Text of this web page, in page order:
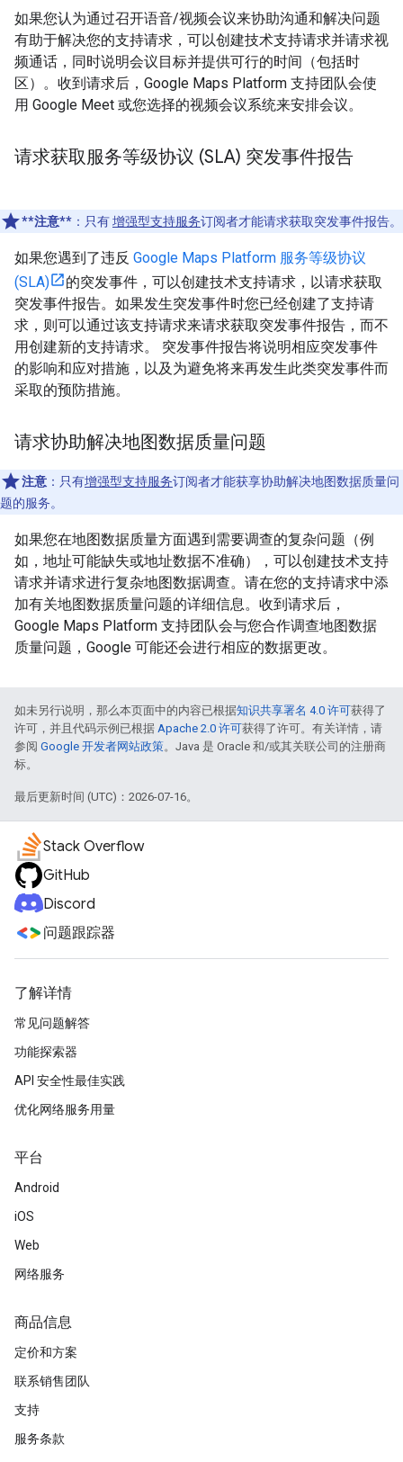
如果您认为通过召开语音/视频会议来协助沟通和解决问题
有助于解决您的支持请求，可以创建技术支持请求并请求视
频通话，同时说明会议目标并提供可行的时间（包括时
区）。收到请求后，Google Maps Platform 支持团队会使
用 Google Meet 或您选择的视频会议系统来安排会议。
请求获取服务等级协议 (SLA) 突发事件报告
**注意** ：只有增强型支持服务订阅者才能请求获取突发事件报告。
如果您遇到了违反 Google Maps Platform 服务等级协议
(SLA)
的突发事件，可以创建技术支持请求，以请求获取
突发事件报告。如果发生突发事件时您已经创建了支持请
求，则可以通过该支持请求来请求获取突发事件报告，而不
用创建新的支持请求。 突发事件报告将说明相应突发事件
的影响和应对措施，以及为避免将来再发生此类突发事件而
采取的预防措施。
请求协助解决地图数据质量问题
注意 ：只有增强型支持服务订阅者才能获享协助解决地图数据质量问
题的服务。
如果您在地图数据质量方面遇到需要调查的复杂问题（例
如，地址可能缺失或地址数据不准确），可以创建技术支持
请求并请求进行复杂地图数据调查。请在您的支持请求中添
加有关地图数据质量问题的详细信息。收到请求后，
Google Maps Platform 支持团队会与您合作调查地图数据
质量问题，Google 可能还会进行相应的数据更改。
如未另行说明，那么本页面中的内容已根据知识共享署名 4.0 许可获得了
许可，并且代码示例已根据 Apache 2.0 许可获得了许可。有关详情，请
参阅 Google 开发者网站政策。Java 是 Oracle 和/或其关联公司的注册商
标。
最后更新时间 (UTC)：2026-07-16。
Stack Overflow
GitHub
Discord
问题跟踪器
了解详情
常见问题解答
功能探索器
API 安全性最佳实践
优化网络服务用量
平台
Android
iOS
Web
网络服务
商品信息
定价和方案
联系销售团队
支持
服务条款